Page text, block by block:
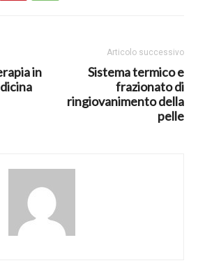
in
Articolo successivo
Sistema termico e
frazionato di
ringiovanimento della
pelle